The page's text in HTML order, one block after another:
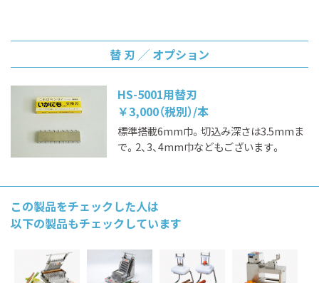
替 刃 ╱ オプション
HS-5001用替刃
￥3,000（税別）/本
標準搭載6mm巾。切込み深さは3.5mmま
で。2、3、4mm巾などもございます。
この製品をチェックした人は
以下の製品もチェックしています